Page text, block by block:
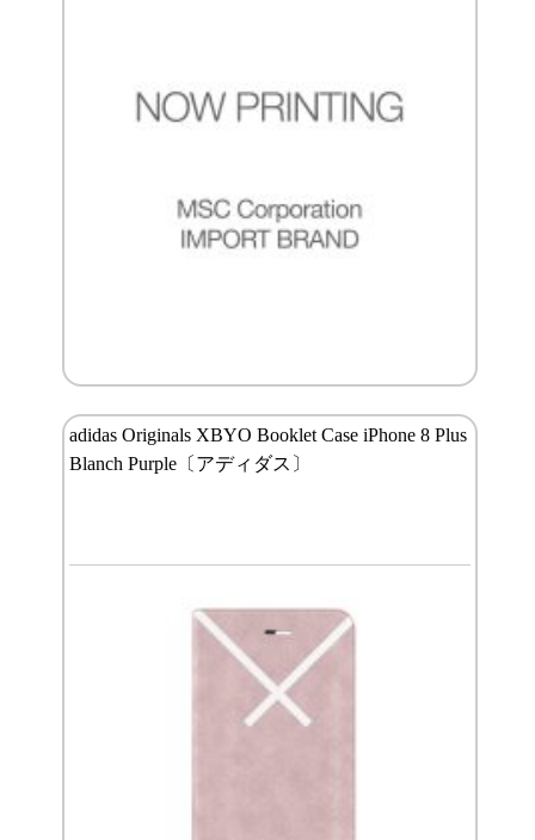
adidas Originals XBYO Booklet Case iPhone 8 Plus
Blanch Purple〔アディダス〕